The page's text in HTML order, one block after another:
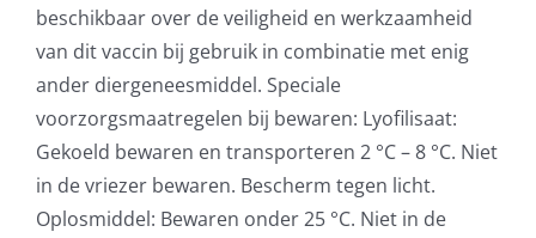
beschikbaar over de veiligheid en werkzaamheid
van dit vaccin bij gebruik in combinatie met enig
ander diergeneesmiddel. Speciale
voorzorgsmaatregelen bij bewaren: Lyofilisaat:
Gekoeld bewaren en transporteren 2 °C – 8 °C. Niet
in de vriezer bewaren. Bescherm tegen licht.
Oplosmiddel: Bewaren onder 25 °C. Niet in de